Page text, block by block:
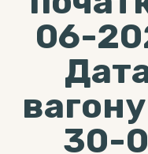
06-
30-